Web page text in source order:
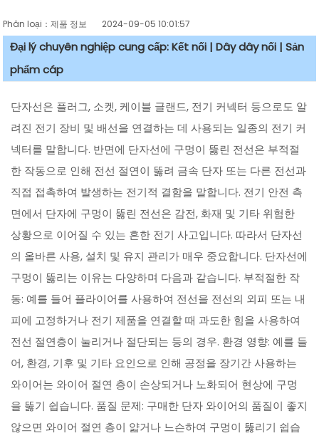
Phân loại：제품 정보 2024-09-05 10:01:57
Đại lý chuyên nghiệp cung cấp: Kết nối | Dây dây nối | Sản
phẩm cáp
단자선은 플러그, 소켓, 케이블 글랜드, 전기 커넥터 등으로도 알
려진 전기 장비 및 배선을 연결하는 데 사용되는 일종의 전기 커
넥터를 말합니다. 반면에 단자선에 구멍이 뚫린 전선은 부적절
한 작동으로 인해 전선 절연이 뚫려 금속 단자 또는 다른 전선과
직접 접촉하여 발생하는 전기적 결함을 말합니다. 전기 안전 측
면에서 단자에 구멍이 뚫린 전선은 감전, 화재 및 기타 위험한
상황으로 이어질 수 있는 흔한 전기 사고입니다. 따라서 단자선
의 올바른 사용, 설치 및 유지 관리가 매우 중요합니다. 단자선에
구멍이 뚫리는 이유는 다양하며 다음과 같습니다. 부적절한 작
동: 예를 들어 플라이어를 사용하여 전선을 전선의 외피 또는 내
피에 고정하거나 전기 제품을 연결할 때 과도한 힘을 사용하여
전선 절연층이 눌리거나 절단되는 등의 경우. 환경 영향: 예를 들
어, 환경, 기후 및 기타 요인으로 인해 공정을 장기간 사용하는
와이어는 와이어 절연 층이 손상되거나 노화되어 현상에 구멍
을 뚫기 쉽습니다. 품질 문제: 구매한 단자 와이어의 품질이 좋지
않으면 와이어 절연 층이 얇거나 느슨하여 구멍이 뚫리기 쉽습